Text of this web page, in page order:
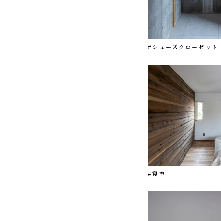
#シューズクローゼット
#寝室